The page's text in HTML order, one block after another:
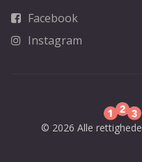
Facebook
Instagram
© 2026 Alle